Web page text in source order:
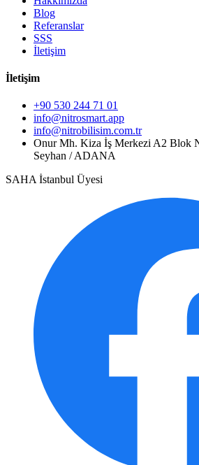
Blog
Referanslar
SSS
İletişim
İletişim
+90 530 244 71 01
info@nitrosmart.app
info@nitrobilisim.com.tr
Onur Mh. Kiza İş Merkezi A2 Blok
Seyhan / ADANA
SAHA İstanbul Üyesi